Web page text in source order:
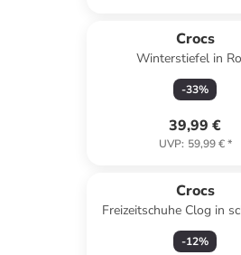
Crocs
Winterstiefel in
-33%
39,99 €
UVP: 59,99 €*
Crocs
Freizeitschuhe Clog in
schwarz
-12%